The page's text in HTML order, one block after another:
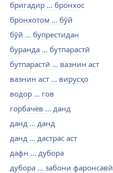
бригадир ... бронхос
бронхотом ... бӯй
бӯй ... бупрестидан
буранда ... бутпарастӣ
бутпарастӣ ... вазнин аст
вазнин аст ... вирусҳо
водор ... гов
горбачёв ... данд
данд ... данд
данд ... дастрас аст
дафн ... дубора
дубора ... забони фаронсавӣ